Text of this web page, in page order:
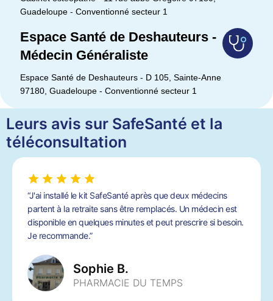
Guadeloupe - Conventionné secteur 1
Espace Santé de Deshauteurs -
Médecin Généraliste
Espace Santé de Deshauteurs - D 105, Sainte-Anne
97180, Guadeloupe - Conventionné secteur 1
Leurs avis sur SafeSanté et la
téléconsultation
“J'ai installé le kit SafeSanté après que deux médecins
partent à la retraite sans être remplacés. Un médecin est
disponible en quelques minutes et peut prescrire si besoin.
Je recommande.”
Sophie B.
PHARMACIE DU TEMPS